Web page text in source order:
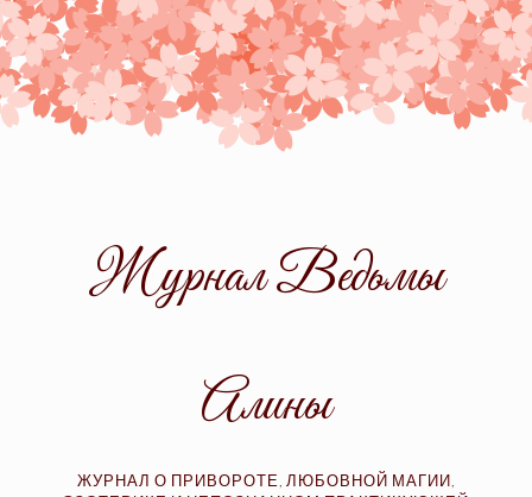
Skip
to
content
Журнал Ведьмы
Алины
ЖУРНАЛ О ПРИВОРОТЕ, ЛЮБОВНОЙ МАГИИ,